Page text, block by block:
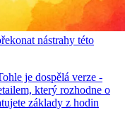
nástrahy této
je dospělá verze -
který rozhodne o
základy z hodin